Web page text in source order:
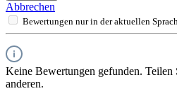
Abbrechen
Bewertungen nur in der aktuellen
Keine Bewertungen gefunden.
anderen.